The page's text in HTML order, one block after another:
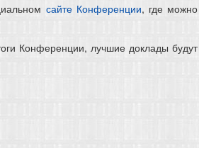
сайте Конференции, где можно
Конференции, лучшие доклады будут